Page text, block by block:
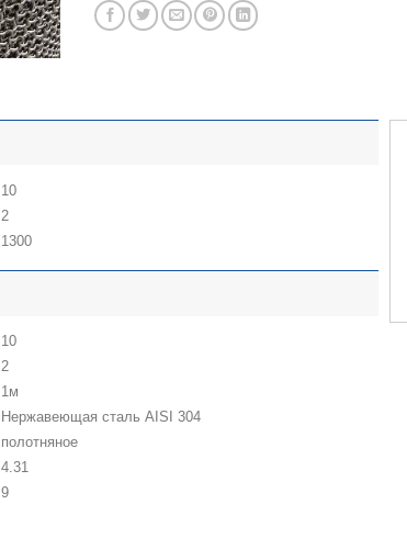
10
2
1300
10
2
1м
Нержавеющая сталь AISI 304
полотняное
4.31
9